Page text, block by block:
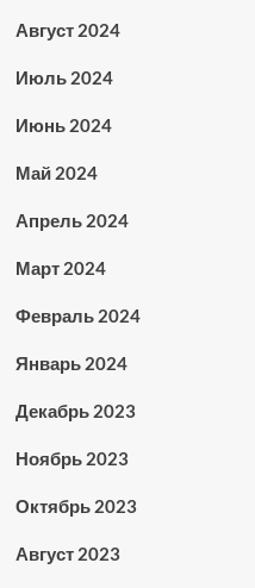
Август 2024
Июль 2024
Июнь 2024
Май 2024
Апрель 2024
Март 2024
Февраль 2024
Январь 2024
Декабрь 2023
Ноябрь 2023
Октябрь 2023
Август 2023